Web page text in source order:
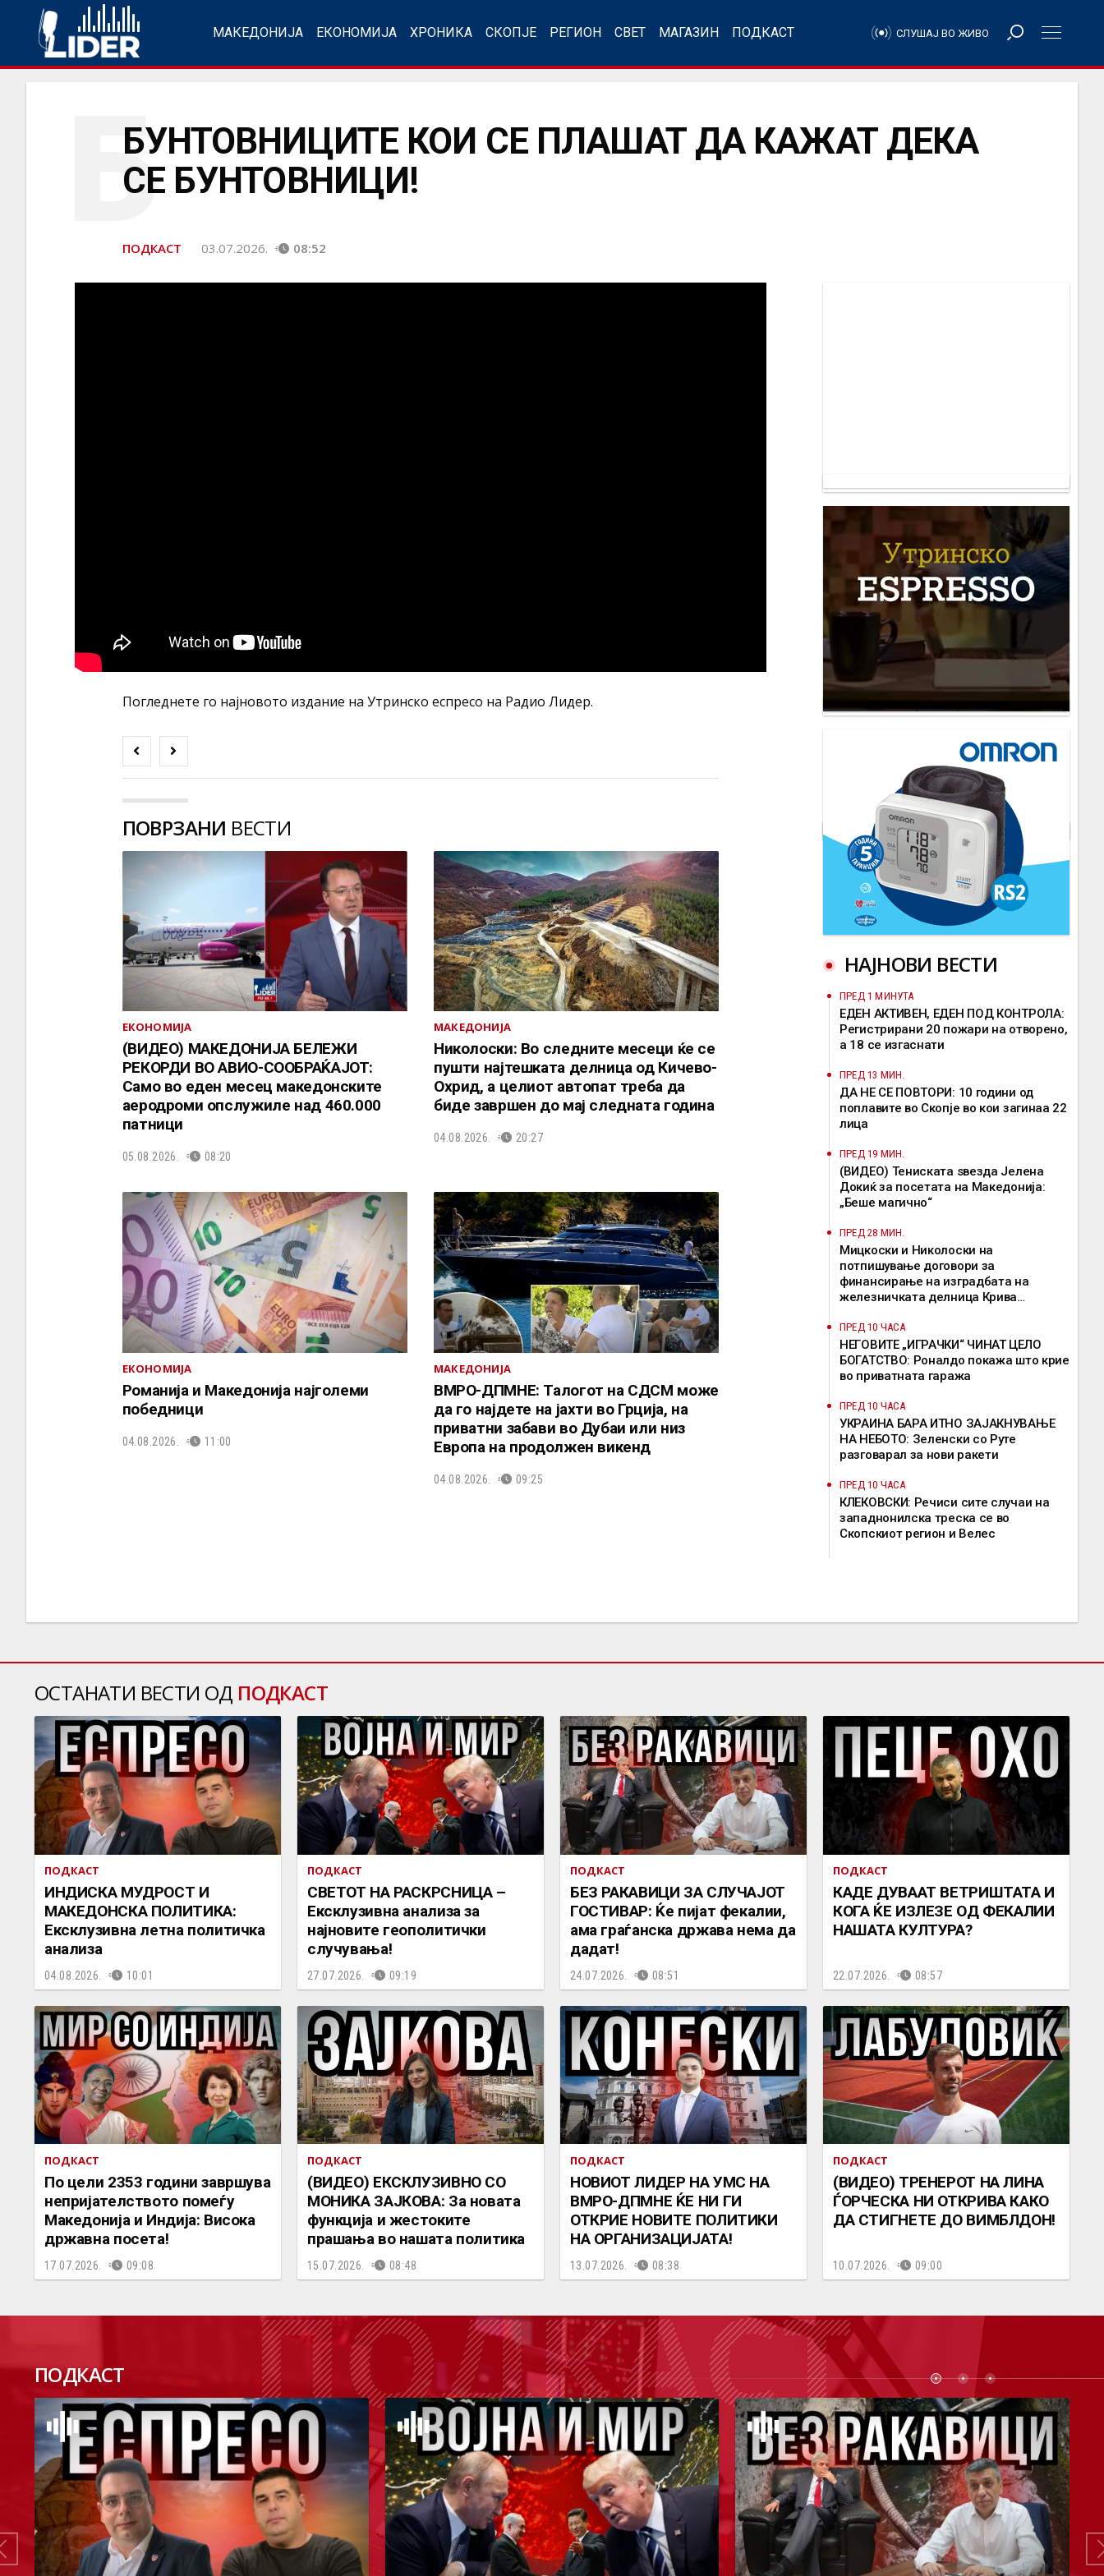
МАКЕДОНИЈА ЕКОНОМИЈА ХРОНИКА СКОПЈЕ РЕГИОН СВЕТ МАГАЗИН ПОДКАСТ СЛУШАЈ ВО ЖИВО
БУНТОВНИЦИТЕ КОИ СЕ ПЛАШАТ ДА КАЖАТ ДЕКА
СЕ БУНТОВНИЦИ!
Б
ПОДКАСТ 03.07.2026. 08:52
Погледнете го најновото издание на Утринско еспресо на Радио Лидер.
ПОВРЗАНИ ВЕСТИ
ЕКОНОМИЈА
(ВИДЕО) МАКЕДОНИЈА БЕЛЕЖИ
РЕКОРДИ ВО АВИО-СООБРАЌАЈОТ:
Само во еден месец македонските
аеродроми опслужиле над 460.000
патници
05.08.2026. 08:20
МАКЕДОНИЈА
Николоски: Во следните месеци ќе се
пушти најтешката делница од Кичево-
Охрид, а целиот автопат треба да
биде завршен до мај следната година
04.08.2026. 20:27
ЕКОНОМИЈА
Романија и Македонија најголеми
победници
04.08.2026. 11:00
МАКЕДОНИЈА
ВМРО-ДПМНЕ: Талогот на СДСМ може
да го најдете на јахти во Грција, на
приватни забави во Дубаи или низ
Европа на продолжен викенд
04.08.2026. 09:25
НАЈНОВИ ВЕСТИ
ПРЕД 1 МИНУТА
ЕДЕН АКТИВЕН, ЕДЕН ПОД КОНТРОЛА:
Регистрирани 20 пожари на отворено,
a 18 се изгаснати
ПРЕД 13 МИН.
ДА НЕ СЕ ПОВТОРИ: 10 години од
поплавите во Скопје во кои загинаа 22
лица
ПРЕД 19 МИН.
(ВИДЕО) Тениската ѕвезда Јелена
Докиќ за посетата на Македонија:
„Беше магично“
ПРЕД 28 МИН.
Мицкоски и Николоски на
потпишување договори за
финансирање на изградбата на
железничката делница Крива
ПРЕД 10 ЧАСА
НЕГОВИТЕ „ИГРАЧКИ“ ЧИНАТ ЦЕЛО
БОГАТСТВО: Роналдо покажа што крие
во приватната гаража
ПРЕД 10 ЧАСА
УКРАИНА БАРА ИТНО ЗАЈАКНУВАЊЕ
НА НЕБОТО: Зеленски со Руте
разговарал за нови ракети
ПРЕД 10 ЧАСА
КЛЕКОВСКИ: Речиси сите случаи на
западнонилска треска се во
Скопскиот регион и Велес
ОСТАНАТИ ВЕСТИ ОД ПОДКАСТ
ПОДКАСТ
ИНДИСКА МУДРОСТ И
МАКЕДОНСКА ПОЛИТИКА:
Ексклузивна летна политичка
анализа
04.08.2026. 10:01
ПОДКАСТ
СВЕТОТ НА РАСКРСНИЦА –
Ексклузивна анализа за
најновите геополитички
случувања!
27.07.2026. 09:19
ПОДКАСТ
БЕЗ РАКАВИЦИ ЗА СЛУЧАЈОТ
ГОСТИВАР: Ќе пијат фекалии,
ама граѓанска држава нема да
дадат!
24.07.2026. 08:51
ПОДКАСТ
КАДЕ ДУВААТ ВЕТРИШТАТА И
КОГА ЌЕ ИЗЛЕЗЕ ОД ФЕКАЛИИ
НАШАТА КУЛТУРА?
22.07.2026. 08:57
ПОДКАСТ
По цели 2353 години завршува
непријателството помеѓу
Македонија и Индија: Висока
државна посета!
17.07.2026. 09:08
ПОДКАСТ
(ВИДЕО) ЕКСКЛУЗИВНО СО
МОНИКА ЗАЈКОВА: За новата
функција и жестоките
прашања во нашата политика
15.07.2026. 08:48
ПОДКАСТ
НОВИОТ ЛИДЕР НА УМС НА
ВМРО-ДПМНЕ ЌЕ НИ ГИ
ОТКРИЕ НОВИТЕ ПОЛИТИКИ
НА ОРГАНИЗАЦИЈАТА!
13.07.2026. 08:38
ПОДКАСТ
(ВИДЕО) ТРЕНЕРОТ НА ЛИНА
ЃОРЧЕСКА НИ ОТКРИВА КАКО
ДА СТИГНЕТЕ ДО ВИМБЛДОН!
10.07.2026. 09:00
ПОДКАСТ ПОДКАСТ